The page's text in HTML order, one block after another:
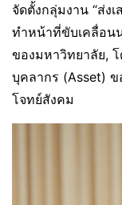
จัดตั้งกลุ่มงาน “ส่ง
ทำหน้าที่ขับเคลื่อน
ของมหาวิทยาลัย,
บุคลากร (Asset)
โจทย์สังคม